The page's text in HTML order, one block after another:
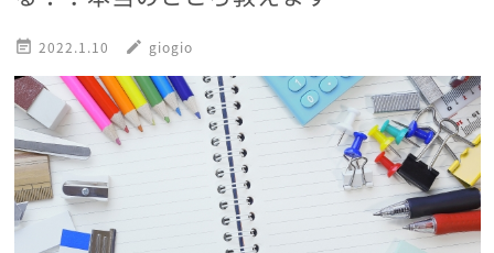
 2022.1.10 edit giogio